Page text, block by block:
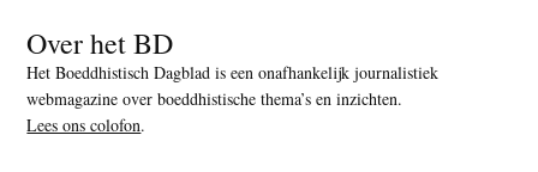
Over het BD
Het Boeddhistisch Dagblad is een onafhankelijk journalistiek
webmagazine over boeddhistische thema’s en inzichten.
Lees ons colofon.